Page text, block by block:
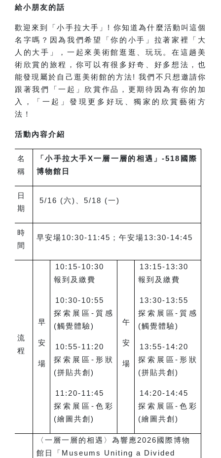
給小朋友的話
歡迎來到「小手拉大手」! 你知道為什麼活動叫這個
名字嗎？因為我們希望「你的小手」拉著家裡「大
人的大手」，一起來美術館逛逛、玩玩。在這趟美
術欣賞的旅程，你可以有很多好奇、好多想法，也
能發現屬於自己逛美術館的方法! 我們不只想邀請你
跟著我們「一起」欣賞作品，更期待因為有你的加
入，「一起」發現更多好玩、獨家的欣賞藝術方
法！
活動內容介紹
名
稱
「小手拉大手X一層一層的相遇」-518國際
博物館日
日
期
5/16 (六)、5/18 (一)
時
間
早安場10:30-11:45；午安場13:30-14:45
流
程
早
安
場
10:15-10:30
報到及繳費
10:30-10:55
探索展區-質感
(觸覺體驗)
10:55-11:20
探索展區-形狀
(拼貼共創)
11:20-11:45
探索展區-色彩
(繪圖共創)
午
安
場
13:15-13:30
報到及繳費
13:30-13:55
探索展區-質感
(觸覺體驗)
13:55-14:20
探索展區-形狀
(拼貼共創)
14:20-14:45
探索展區-色彩
(繪圖共創)
〈一層一層的相遇〉為響應2026國際博物
館日「Museums Uniting a Divided